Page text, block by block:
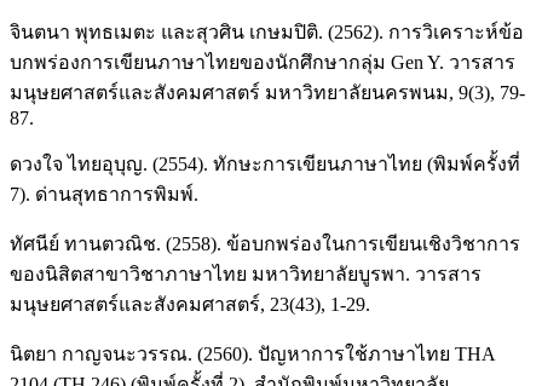
จินตนา พุทธเมตะ และสุวศิน เกษมปิติ. (2562). การวิเคราะห์ข้อ
บกพร่องการเขียนภาษาไทยของนักศึกษากลุ่ม Gen Y. วารสาร
มนุษยศาสตร์และสังคมศาสตร์ มหาวิทยาลัยนครพนม, 9(3), 79-
87.
ดวงใจ ไทยอุบุญ. (2554). ทักษะการเขียนภาษาไทย (พิมพ์ครั้งที่
7). ด่านสุทธาการพิมพ์.
ทัศนีย์ ทานตวณิช. (2558). ข้อบกพร่องในการเขียนเชิงวิชาการ
ของนิสิตสาขาวิชาภาษาไทย มหาวิทยาลัยบูรพา. วารสาร
มนุษยศาสตร์และสังคมศาสตร์, 23(43), 1-29.
นิตยา กาญจนะวรรณ. (2560). ปัญหาการใช้ภาษาไทย THA